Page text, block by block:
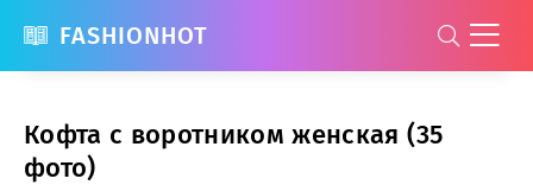
FASHIONHOT
Кофта с воротником женская (35
фото)